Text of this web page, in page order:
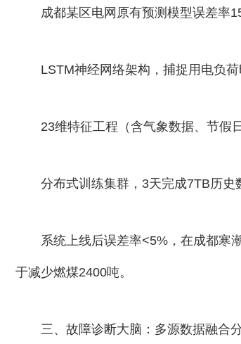
成都某区电网原有预测模型误差率
LSTM神经网络架构，捕捉用电负
23维特征工程（含气象数据、节假
分布式训练集群，3天完成7TB历史
系统上线后误差率<5%，在成都寒
于减少燃煤2400吨。
三、故障诊断大脑：多源数据融合